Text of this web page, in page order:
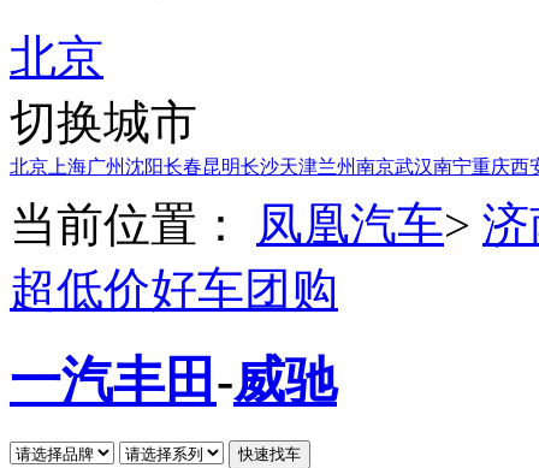
北京
切换城市
北京 上海广州沈阳长春昆明长沙天津兰州南京武汉南宁重庆西
当前位置： 凤凰汽车>
超低价好车团购
一汽丰田 -威驰